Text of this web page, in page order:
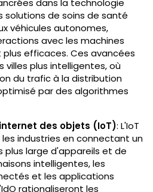
dans la technologie
solutions de soins de santé
véhicules autonomes,
avec les machines
efficaces. Ces avancées
villes plus intelligentes, où
du trafic à la distribution
par des algorithmes
des objets (IoT): L'IoT
industries en connectant un
plus large d'appareils et de
intelligentes, les
et les applications
rationaliseront les